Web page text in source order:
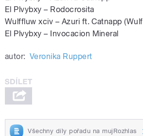
El Plvybxy – Rodocrosita
Wulffluw xciv – Azuri ft. Catnapp
El Plvybxy – Invocacion Mineral
autor: Veronika Ruppert
Všechny díly pořadu na mujRozhlas